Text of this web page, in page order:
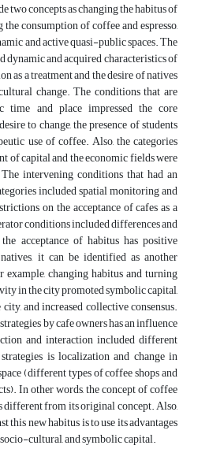
two concepts as changing the habitus of
consumption of coffee and espresso,
and active quasi-public spaces. The
dynamic and acquired characteristics of
as a treatment and the desire of natives
change. The conditions that are
time and place impressed the core
to change, the presence of students
use of coffee. Also, the categories
of capital and the economic fields were
intervening conditions that had an
included spatial monitoring and
on the acceptance of cafes as a
conditions included differences and
acceptance of habitus has positive
it can be identified as another
changing habitus and turning
in the city promoted symbolic capital,
and increased collective consensus.
by cafe owners has an influence
and interaction included different
is localization and change in
(different types of coffee shops and
In other words, the concept of coffee
different from its original concept. Also,
this new habitus is to use its advantages
cultural, and symbolic capital.